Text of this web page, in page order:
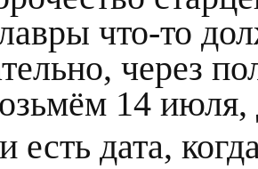
что-то
через
14 июля,
есть дата,